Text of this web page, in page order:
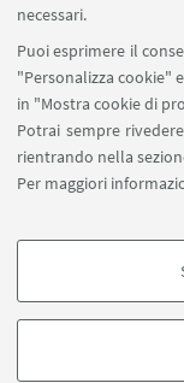
necessari.
Puoi esprimere il
"Personalizza cookie"
in "Mostra cookie di
Potrai sempre
rientrando nella
Per maggiori
COOKIE DI
degli utenti, creare
CARTA DEI
Carta dei